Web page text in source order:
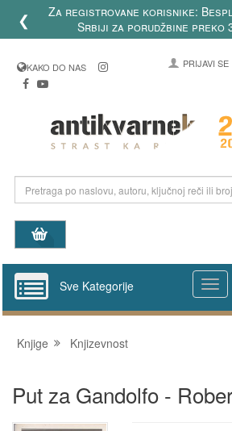
❮
Za registrovane korisnike:
Srbiji za porudžbine preko
KAKO DO NAS PRIJAVI SE
Sve Kategorije
Knjige Knjizevnost
Put za Gandolfo -